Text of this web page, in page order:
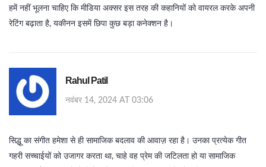
हमें नहीं भूलना चाहिए कि मीडिया अक्सर इस तरह की कहानियों को वायरल करके अपनी
रेटिंग बढ़ाता है, यकीनन इसमें छिपा कुछ बड़ा कनेक्शन है।
Rahul Patil
नवंबर 14, 2024 AT 03:06
सिद्धू का संगीत हमेशा से ही सामाजिक बदलाव की आवाज़ रहा है। उनका प्रत्येक गीत
गहरी सच्चाईयों को उजागर करता था, चाहे वह प्रेम की जटिलता हो या सामाजिक